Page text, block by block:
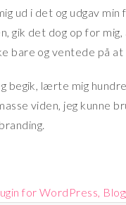
ud i det og udgav
gik det dog op for
bare og ventede på at
begik, lærte mig
viden, jeg kunne